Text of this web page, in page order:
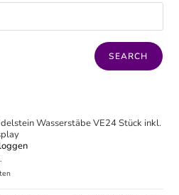
SEARCH
Wasserstäbe VE24 Stück inkl.